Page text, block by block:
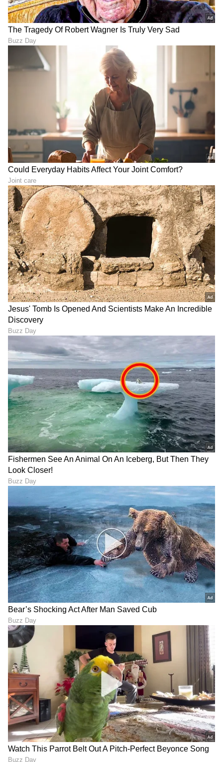
ಢಾಕಾ (Dhaka)-ಬಿಹಾರ, ಬಾಂಗ್ಲಾದೇಶ:ಬಾಂಗ್ಲಾದೇಶದ
ರಾಜಧಾನಿ ಢಾಕಾ ಬಗ್ಗೆ ನಾವೆಲ್ಲರೂ ಕೇಳಿದ್ದೇವೆ.
ವೈವಿಧ್ಯಮಯ ಪಾಕಪದ್ಧತಿ, ಸಂಸ್ಕೃತಿ, ಕಲೆ ಮತ್ತು ಹಬ್ಬಗಳು
ಢಾಕಾವನ್ನು ಸಾಂಸ್ಕೃತಿಕ ಸಾಮರಸ್ಯದ ಕೇಂದ್ರವನ್ನಾಗಿ
ಮಾಡಿತು. ಈಗ, ಭಾರತದಲ್ಲಿನ ಮತ್ತೊಂದು ಢಾಕಾ
ನಮಗೆಲ್ಲರಿಗೂ ತಿಳಿದಿದೆಯೇ? ಇದು ಬಾಂಗ್ಲಾದೇಶದ
ಢಾಕಾದಷ್ಟು ಪ್ರಸಿದ್ಧವಾಗಿಲ್ಲ. ಆದರೆ ಈ ಸ್ಥಳವು ವಿಧಾನಸಭಾ
ಕ್ಷೇತ್ರ ಎಂಬ ಮಹತ್ವವನ್ನು ಹೊಂದಿದೆ.